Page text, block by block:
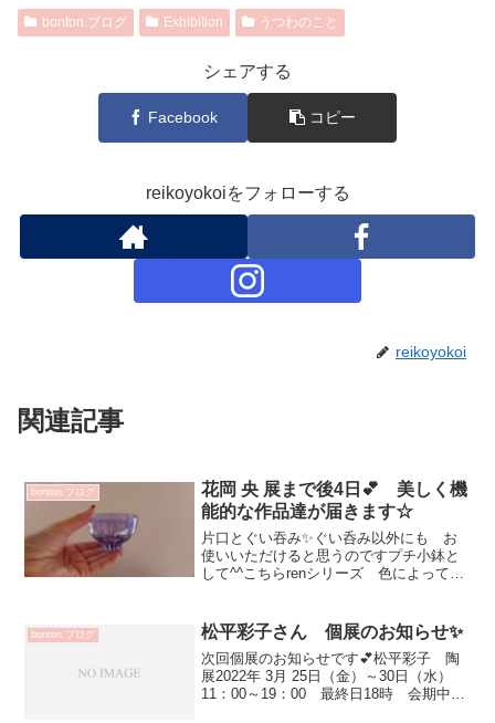
bonton.ブログ Exhibition うつわのこと
シェアする
Facebook コピー
reikoyokoiをフォローする
reikoyokoi
関連記事
bonton.ブログ
花岡 央 展まで後4日💕 美しく機
能的な作品達が届きます☆
片口とぐい吞み✨ぐい呑み以外にも お
使いいただけると思うのですプチ小鉢と
して^^こちらrenシリーズ 色によって感
の色とか？わくわくしますね💕plusシリ
ーズ ボトル ...
bonton.ブログ 松平彩子さん 個展のお知らせ✨
次回個展のお知らせです💕松平彩子 陶
展2022年 3月 25日（金）～30日（水）
11：00～19：00 最終日18時 会期中無